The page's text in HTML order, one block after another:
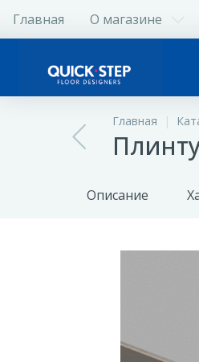
Главная О магазине
Главная
Описание